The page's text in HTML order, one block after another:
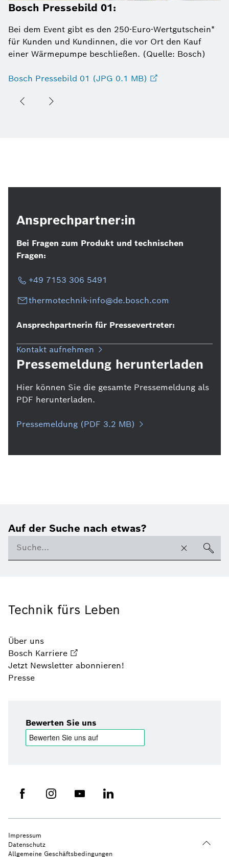
Bosch Pressebild 01:
Bei dem Event gibt es den 250-Euro-Wertgutschein*
für Kunden und Kundinnen, die vor Ort den Kauf
einer Wärmepumpe beschließen. (Quelle: Bosch)
Bosch Pressebild 01 (JPG 0.1 MB)
Ansprechpartner:in
Bei Fragen zum Produkt und technischen
Fragen:
+49 7153 306 5491
thermotechnik-info@de.bosch.com
Ansprechpartnerin für Pressevertreter:
Kontakt aufnehmen
Pressemeldung herunterladen
Hier können Sie die gesamte Pressemeldung als
PDF herunterladen.
Pressemeldung (PDF 3.2 MB)
Auf der Suche nach etwas?
Technik fürs Leben
Über uns
Bosch Karriere
Jetzt Newsletter abonnieren!
Presse
Bewerten Sie uns
Impressum
Datenschutz
Allgemeine Geschäftsbedingungen